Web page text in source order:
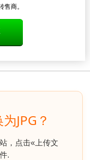
售商。
JPG？
，点击«上传文
.